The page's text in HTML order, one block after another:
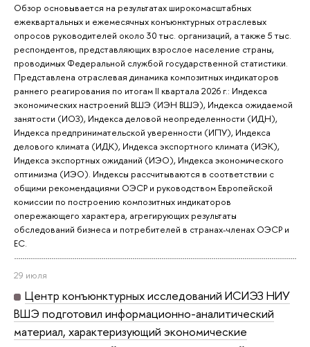
Обзор основывается на результатах широкомасштабных
ежеквартальных и ежемесячных конъюнктурных отраслевых
опросов руководителей около 30 тыс. организаций, а также 5 тыс.
респондентов, представляющих взрослое население страны,
проводимых Федеральной службой государственной статистики.
Представлена отраслевая динамика композитных индикаторов
раннего реагирования по итогам II квартала 2026 г.: Индекса
экономических настроений ВШЭ (ИЭН ВШЭ), Индекса ожидаемой
занятости (ИОЗ), Индекса деловой неопределенности (ИДН),
Индекса предпринимательской уверенности (ИПУ), Индекса
делового климата (ИДК), Индекса экспортного климата (ИЭК),
Индекса экспортных ожиданий (ИЭО), Индекса экономического
оптимизма (ИЭО). Индексы рассчитываются в соответствии с
общими рекомендациями ОЭСР и руководством Европейской
комиссии по построению композитных индикаторов
опережающего характера, агрегирующих результаты
обследований бизнеса и потребителей в странах-членах ОЭСР и
ЕС.
29 июля
Центр конъюнктурных исследований ИСИЭЗ НИУ
ВШЭ подготовил информационно-аналитический
материал, характеризующий экономические